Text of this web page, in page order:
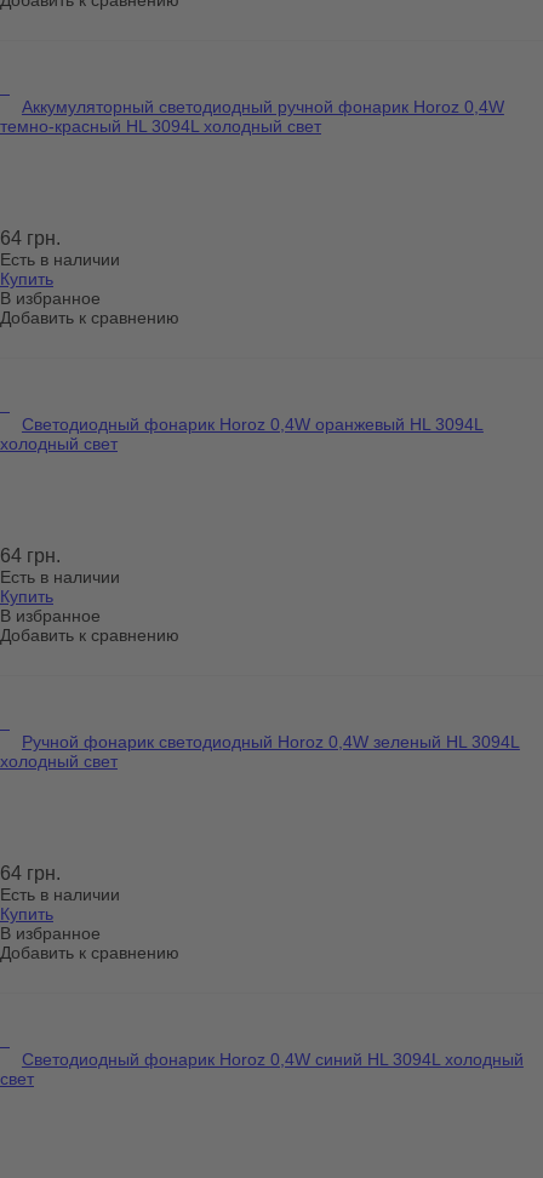
Аккумуляторный светодиодный ручной фонарик Horoz 0,4W
темно-красный HL 3094L холодный свет
64 грн.
Есть в наличии
Купить
В избранное
Добавить к сравнению
Светодиодный фонарик Horoz 0,4W оранжевый HL 3094L
холодный свет
64 грн.
Есть в наличии
Купить
В избранное
Добавить к сравнению
Ручной фонарик светодиодный Horoz 0,4W зеленый HL 3094L
холодный свет
64 грн.
Есть в наличии
Купить
В избранное
Добавить к сравнению
Светодиодный фонарик Horoz 0,4W синий HL 3094L холодный
свет